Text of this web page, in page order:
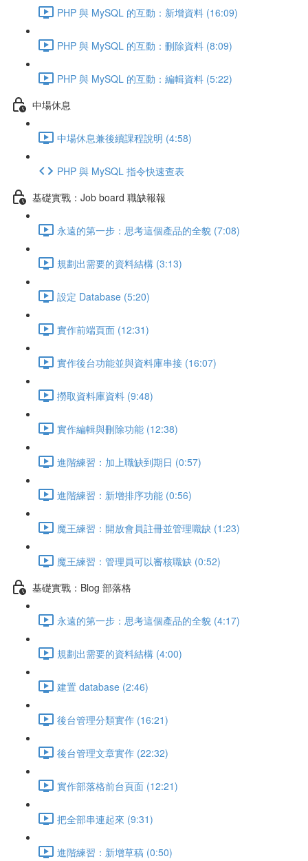
PHP 與 MySQL 的互動：新增資料 (16:09)
PHP 與 MySQL 的互動：刪除資料 (8:09)
PHP 與 MySQL 的互動：編輯資料 (5:22)
中場休息
中場休息兼後續課程說明 (4:58)
PHP 與 MySQL 指令快速查表
基礎實戰：Job board 職缺報報
永遠的第一步：思考這個產品的全貌 (7:08)
規劃出需要的資料結構 (3:13)
設定 Database (5:20)
實作前端頁面 (12:31)
實作後台功能並與資料庫串接 (16:07)
撈取資料庫資料 (9:48)
實作編輯與刪除功能 (12:38)
進階練習：加上職缺到期日 (0:57)
進階練習：新增排序功能 (0:56)
魔王練習：開放會員註冊並管理職缺 (1:23)
魔王練習：管理員可以審核職缺 (0:52)
基礎實戰：Blog 部落格
永遠的第一步：思考這個產品的全貌 (4:17)
規劃出需要的資料結構 (4:00)
建置 database (2:46)
後台管理分類實作 (16:21)
後台管理文章實作 (22:32)
實作部落格前台頁面 (12:21)
把全部串連起來 (9:31)
進階練習：新增草稿 (0:50)